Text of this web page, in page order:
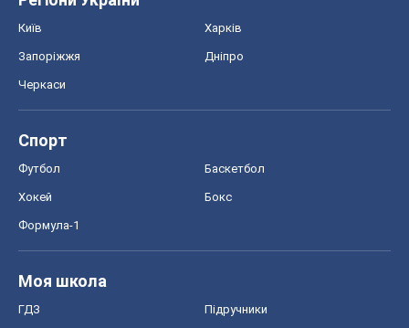
Київ Харків
Запоріжжя Дніпро
Черкаси
Спорт
Футбол Баскетбол
Хокей Бокс
Формула-1
Моя школа
ГДЗ Підручники